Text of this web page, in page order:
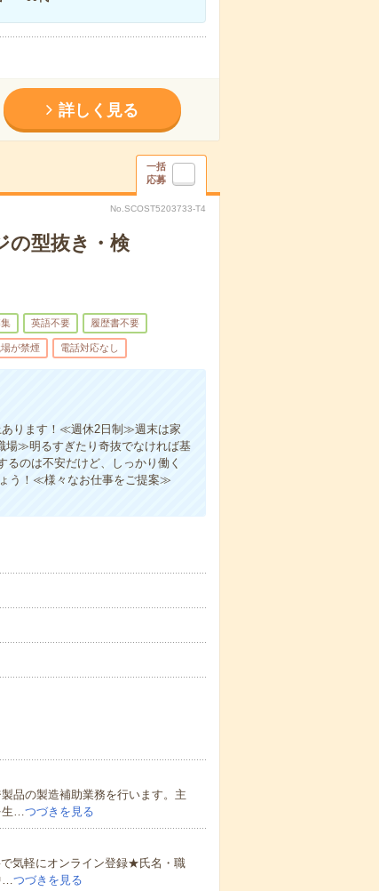
詳しく見る
一括
応募
No.SCOST5203733-T4
の型抜き・検
英語不要 履歴書不要
が禁煙 電話対応なし
ります！≪週休2日制≫週末は家
場≫明るすぎたり奇抜でなければ基
のは不安だけど、しっかり働く
う！≪様々なお仕事をご提案≫
品の製造補助業務を行います。主
… つづきを見る
気軽にオンライン登録★氏名・職
つづきを見る